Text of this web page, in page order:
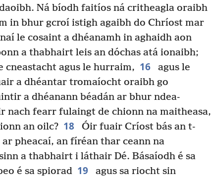
Ná bíodh faitíos ná critheagla oraibh
in bhur gcroí istigh agaibh do Chríost mar
le cosaint a dhéanamh in aghaidh aon
a thabhairt leis an dóchas atá ionaibh;
cneastacht agus le hurraim, 16
agus le
a dhéantar tromaíocht oraibh go
a dhéanann béadán ar bhur ndea-
nach fearr fulaingt de chionn na maitheasa,
an oilc? 18
Óir fuair Críost bás an t-
pheacaí, an fíréan thar ceann na
a thabhairt i láthair Dé. Básaíodh é sa
é sa spiorad 19
agus sa riocht sin